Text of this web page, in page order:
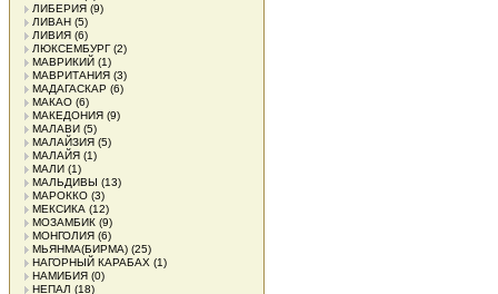
ЛИБЕРИЯ (9)
ЛИВАН (5)
ЛИВИЯ (6)
ЛЮКСЕМБУРГ(2)
МАВРИКИЙ (1)
МАВРИТАНИЯ (3)
МАДАГАСКАР (6)
МАКАО (6)
МАКЕДОНИЯ (9)
МАЛАВИ (5)
МАЛАЙЗИЯ (5)
МАЛАЙЯ (1)
МАЛИ (1)
МАЛЬДИВЫ (13)
МАРОККО (3)
МЕКСИКА (12)
МОЗАМБИК (9)
МОНГОЛИЯ (6)
МЬЯНМА(БИРМА) (25)
НАГОРНЫЙ КАРАБАХ (1)
НАМИБИЯ (0)
НЕПАЛ (18)